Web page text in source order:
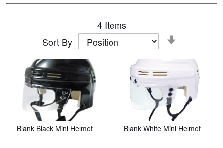
4Items
Sort By
Direction
Blank Black Mini Helmet Blank White Mini Helmet